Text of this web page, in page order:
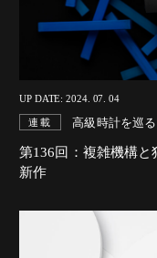
UP DATE: 2024. 07. 04
連載 高級時計を巡
第136回：複雑機構
新作